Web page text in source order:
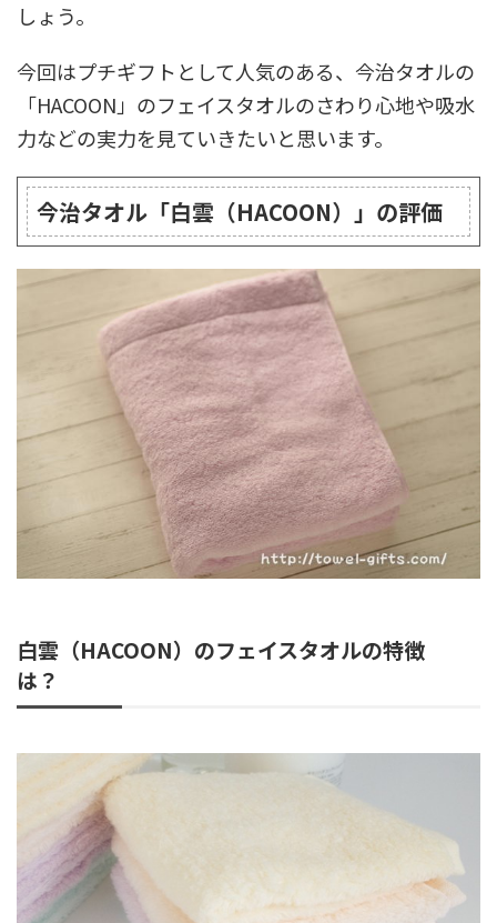
しょう。
今回はプチギフトとして人気のある、今治タオルの
「HACOON」のフェイスタオルのさわり心地や吸水
力などの実力を見ていきたいと思います。
今治タオル「白雲（HACOON）」の評価
白雲（HACOON）のフェイスタオルの特徴
は？